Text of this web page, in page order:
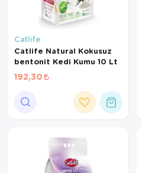
Catlife
Catlife Natural Kokusuz
bentonit Kedi Kumu 10 Lt
192,30